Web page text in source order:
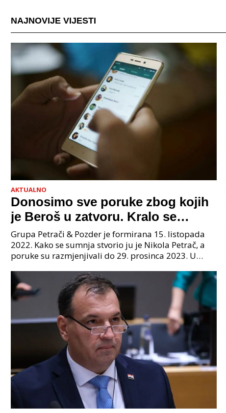
NAJNOVIJE VIJESTI
AKTUALNO
Donosimo sve poruke zbog kojih
je Beroš u zatvoru. Kralo se
godinama. Tko će iz vlade biti
sljedeći uhićen?
Grupa Petrači & Pozder je formirana 15. listopada
2022. Kako se sumnja stvorio ju je Nikola Petrač, a
poruke su razmjenjivali do 29. prosinca 2023. U